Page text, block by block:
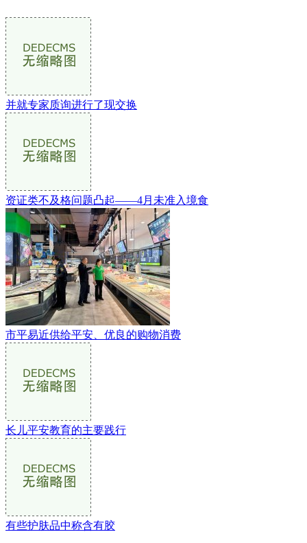
并就专家质询进行了现交换
资证类不及格问题凸起——4月未准入境食
市平易近供给平安、优良的购物消费
长儿平安教育的主要践行
有些护肤品中称含有胶